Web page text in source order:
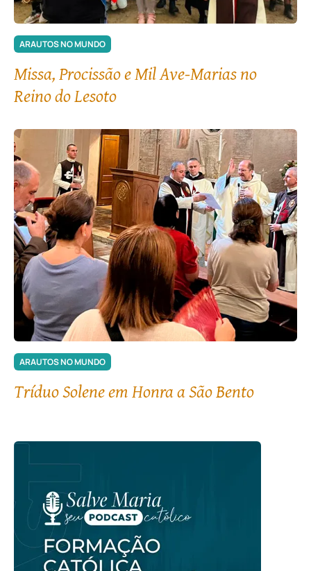
ARAUTOS NO MUNDO
Missa, Procissão e Mil Ave-Marias no
Reino do Lesoto
ARAUTOS NO MUNDO
Tríduo Solene em Honra a São Bento